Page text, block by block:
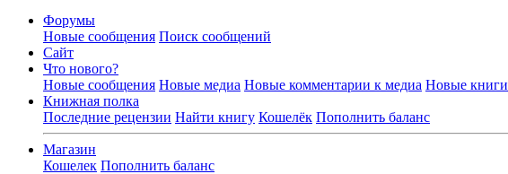
Форумы
Новые сообщения Поиск сообщений
Сайт
Что нового?
Новые сообщения Новые медиа Новые комментарии к медиа Новые книги
Книжная полка
Последние рецензии Найти книгу Кошелёк Пополнить баланс
Магазин
Кошелек Пополнить баланс